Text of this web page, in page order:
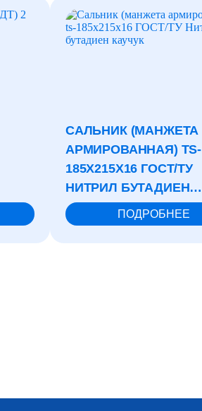
САЛЬНИК (МАНЖЕТА
АРМИРОВАННАЯ) TS-
185X215X16 ГОСТ/ТУ
НИТРИЛ БУТАДИЕН
КАУЧУК ПОДРОБНЕЕ